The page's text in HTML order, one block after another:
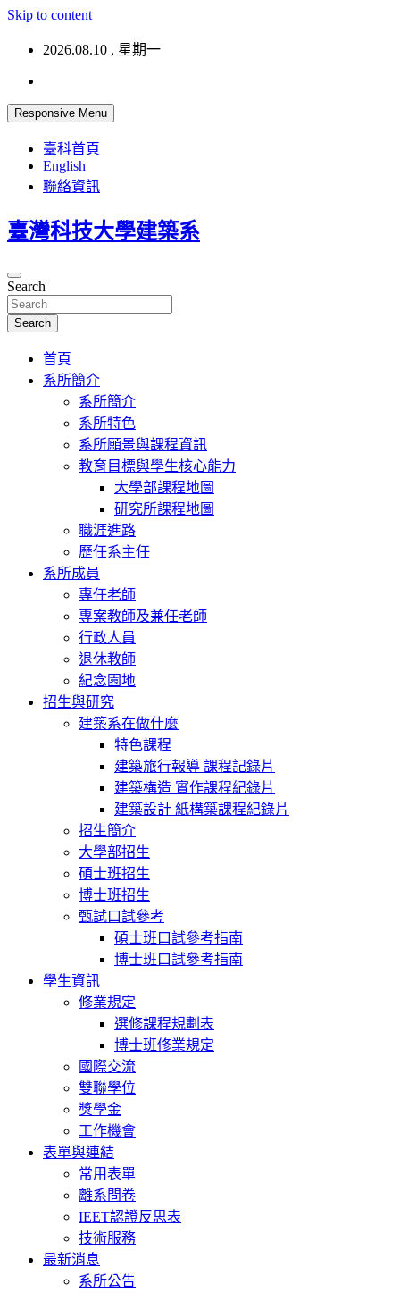
Skip to content
2026.08.10 , 星期一
Responsive Menu
臺科首頁
English
聯絡資訊
臺灣科技大學建築系
Search
Search
首頁
系所簡介
系所簡介
系所特色
系所願景與課程資訊
教育目標與學生核心能力
大學部課程地圖
研究所課程地圖
職涯進路
歷任系主任
系所成員
專任老師
專案教師及兼任老師
行政人員
退休教師
紀念園地
招生與研究
建築系在做什麼
特色課程
建築旅行報導 課程記錄片
建築構造 實作課程紀錄片
建築設計 紙構築課程紀錄片
招生簡介
大學部招生
碩士班招生
博士班招生
甄試口試參考
碩士班口試參考指南
博士班口試參考指南
學生資訊
修業規定
選修課程規劃表
博士班修業規定
國際交流
雙聯學位
獎學金
工作機會
表單與連結
常用表單
離系問卷
IEET認證反思表
技術服務
最新消息
系所公告